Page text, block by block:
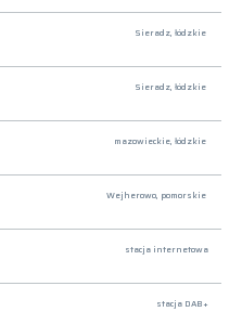
Sieradz, łódzkie
Sieradz, łódzkie
mazowieckie, łódzkie
Wejherowo, pomorskie
stacja internetowa
stacja DAB+